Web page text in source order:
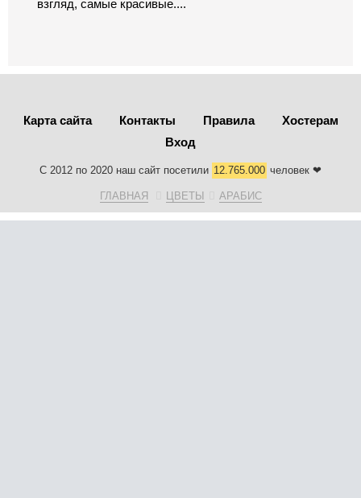
взгляд, самые красивые....
Карта сайта Контакты Правила
Хостерам
Вход
С 2012 по 2020 наш сайт посетили 12.765.000 человек ❤
ГЛАВНАЯ ЦВЕТЫ АРАБИС